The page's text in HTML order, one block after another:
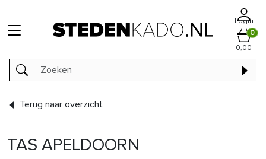
Login
0
0,00
Terug naar overzicht
TAS APELDOORN